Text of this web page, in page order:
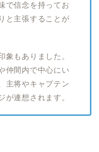
で信念を持ってお
と主張することが
象もありました。
仲間内で中心にい
主将やキャプテン
が連想されます。